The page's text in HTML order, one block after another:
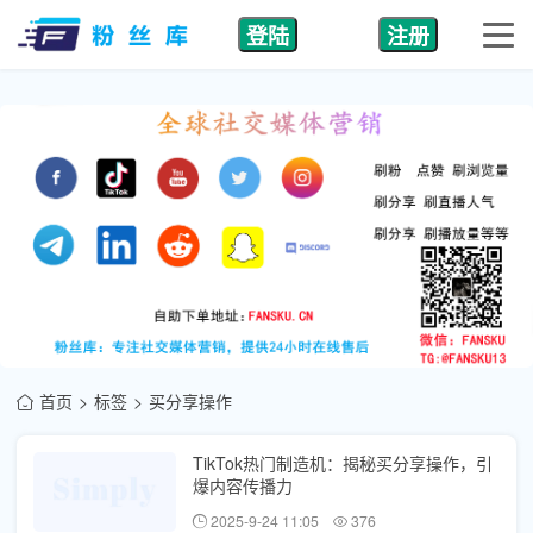
登陆 注册
首页 标签 买分享操作
TikTok热门制造机：揭秘买分享操作，引
爆内容传播力
2025-9-24 11:05 376